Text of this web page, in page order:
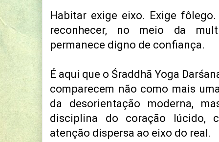
Habitar exige eixo. Exige
reconhecer, no meio da
permanece digno de confiança.
É aqui que o Śraddhā Yoga
comparecem não como mais
da desorientação moderna,
disciplina do coração lúcido,
atenção dispersa ao eixo do real.